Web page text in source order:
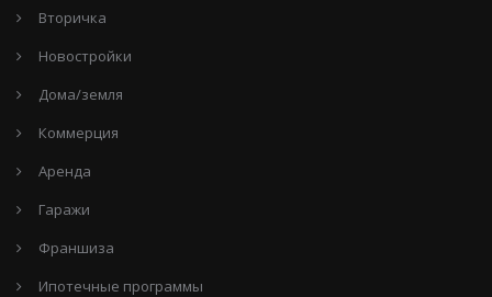
Вторичка
Новостройки
Дома/земля
Коммерция
Аренда
Гаражи
Франшиза
Ипотечные программы